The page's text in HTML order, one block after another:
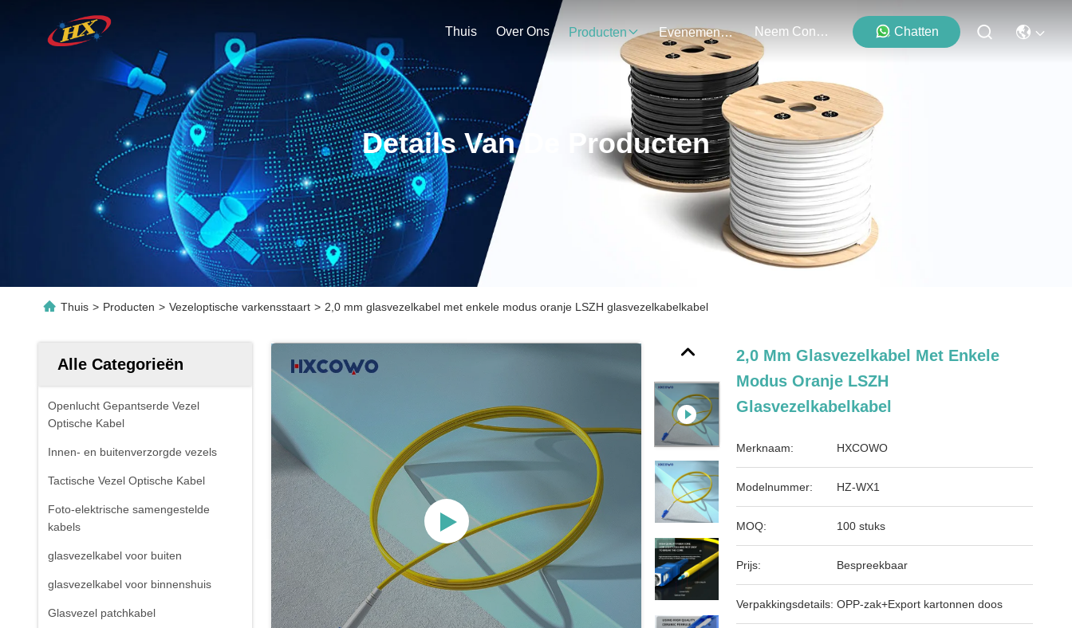
Thuis Over Ons Producten Evenementen Neem Contact Met Ons Op Chatten
Details Van De Producten
Thuis > Producten > Vezeloptische varkensstaart > 2,0 mm glasvezelkabel met enkele modus oranje LSZH glasvezelkabelkabel
Alle Categorieën
Openlucht Gepantserde Vezel
Optische Kabel
Innen- en buitenverzorgde vezels
Tactische Vezel Optische Kabel
Foto-elektrische samengestelde
kabels
glasvezelkabel voor buiten
glasvezelkabel voor binnenshuis
Glasvezel patchkabel
2,0 Mm Glasvezelkabel Met Enkele
Modus Oranje LSZH
Glasvezelkabelkabel
Merknaam: HXCOWO
Modelnummer: HZ-WX1
MOQ: 100 stuks
Prijs: Bespreekbaar
Verpakkingsdetails: OPP-zak+Export kartonnen doos